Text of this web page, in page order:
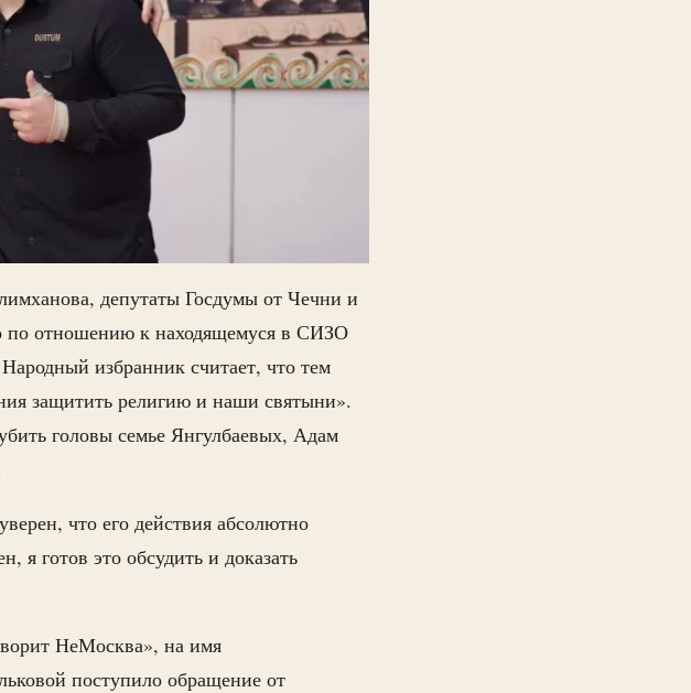
депутаты Госдумы от Чечни и
по отношению к находящемуся в СИЗО
избранник считает, что тем
защитить религию и наши святыни».
головы семье Янгулбаевых, Адам
что его действия абсолютно
я готов это обсудить и доказать
НеМосква», на имя
поступило обращение от